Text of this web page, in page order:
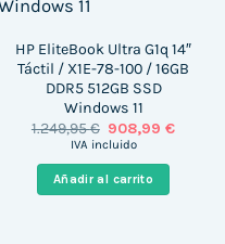
HP EliteBook Ultra G1q 14″
Táctil / X1E-78-100 / 16GB
DDR5 512GB SSD
Windows 11
1.249,95€ El
precio
era:
1.249,95 €.
908,99€El
IVA incluido
Añadir al carrito